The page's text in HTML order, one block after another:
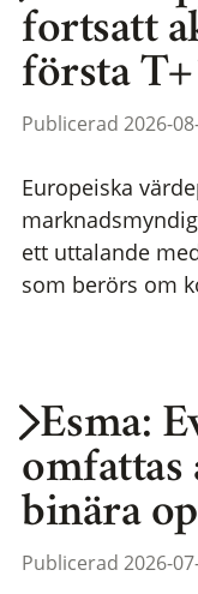
fortsatt
första
Publicerad 2026-
Europeiska
ett uttalande
som berörs om
Esma:
omfattas
binära
Publicerad 2026-